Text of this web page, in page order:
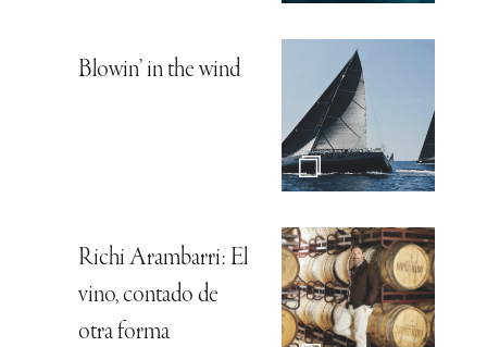
Blowin’ in the wind
Richi Arambarri: El
vino, contado de
otra forma